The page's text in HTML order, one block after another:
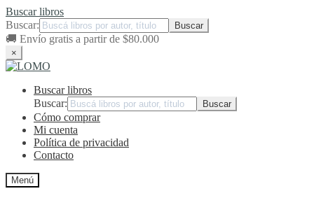
Buscar libros
Buscar:
🚚 Envío gratis a partir de $80.000
×
Ir
navegación
Ir
contenidoBuscar libros
Buscar:
Cómo comprar
Mi cuenta
Política de privacidad
Contacto
Menú